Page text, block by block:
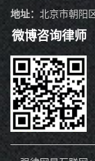
地址： 北京市朝阳
微博咨询律师